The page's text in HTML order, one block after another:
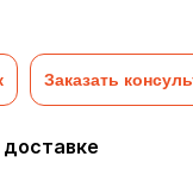
Заказать